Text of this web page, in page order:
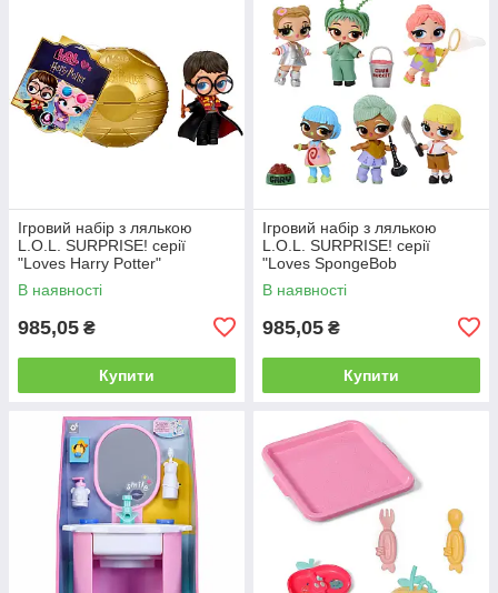
Ігровий набір з лялькою
L.O.L. SURPRISE! серії
"Loves Harry Potter"
В наявності
985,05 ₴
Купити
Ігровий набір з лялькою
L.O.L. SURPRISE! серії
"Loves SpongeBob
SquarePants"
В наявності
985,05 ₴
Купити